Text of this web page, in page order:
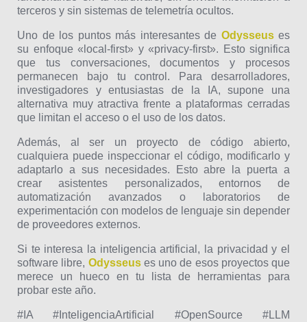
terceros y sin sistemas de telemetría ocultos.
Uno de los puntos más interesantes de Odysseus es
su enfoque «local-first» y «privacy-first». Esto significa
que tus conversaciones, documentos y procesos
permanecen bajo tu control. Para desarrolladores,
investigadores y entusiastas de la IA, supone una
alternativa muy atractiva frente a plataformas cerradas
que limitan el acceso o el uso de los datos.
Además, al ser un proyecto de código abierto,
cualquiera puede inspeccionar el código, modificarlo y
adaptarlo a sus necesidades. Esto abre la puerta a
crear asistentes personalizados, entornos de
automatización avanzados o laboratorios de
experimentación con modelos de lenguaje sin depender
de proveedores externos.
Si te interesa la inteligencia artificial, la privacidad y el
software libre, Odysseus es uno de esos proyectos que
merece un hueco en tu lista de herramientas para
probar este año.
#IA #InteligenciaArtificial #OpenSource #LLM